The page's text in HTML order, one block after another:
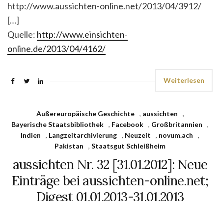
http://www.aussichten-online.net/2013/04/3912/
[…]
Quelle: http://www.einsichten-
online.de/2013/04/4162/
Weiterlesen
Außereuropäische Geschichte , aussichten
,
Bayerische Staatsbibliothek , Facebook , Großbritannien
,
Indien
, Langzeitarchivierung , Neuzeit , novum.ach
,
Pakistan
, Staatsgut Schleißheim
aussichten Nr. 32 [31.01.2012]: Neue
Einträge bei aussichten-online.net;
Digest 01.01.2013-31.01.2013